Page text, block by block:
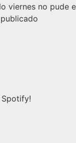
viernes no pude
Spotify!